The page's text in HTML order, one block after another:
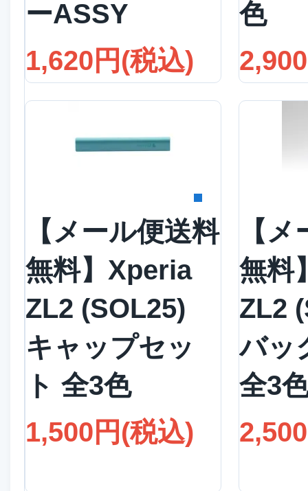
ーASSY
1,620円(税込)
色
【メール便送料
無料】Xperia
ZL2 (SOL25)
キャップセッ
ト 全3色
1,500円(税込)
【
無料
ZL2
バッ
全3